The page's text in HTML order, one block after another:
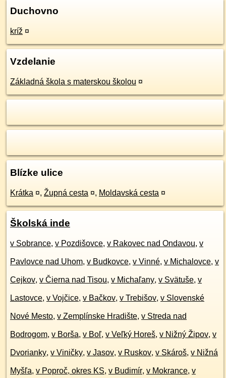
Duchovno
kríž ¤
Vzdelanie
Základná škola s materskou školou ¤
Blízke ulice
Krátka ¤, Župná cesta ¤, Moldavská cesta ¤
Školská inde
v Sobrance, v Pozdišovce, v Rakovec nad Ondavou, v
Pavlovce nad Uhom, v Budkovce, v Vinné, v Michalovce, v
Cejkov, v Čierna nad Tisou, v Michaľany, v Svätuše, v
Lastovce, v Vojčice, v Bačkov, v Trebišov, v Slovenské
Nové Mesto, v Zemplínske Hradište, v Streda nad
Bodrogom, v Borša, v Boľ, v Veľký Horeš, v Nižný Žipov, v
Dvorianky, v Viničky, v Jasov, v Ruskov, v Skároš, v Nižná
Myšľa, v Poproč, okres KS, v Budimír, v Mokrance, v